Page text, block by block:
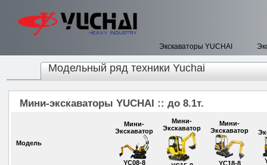
Экскаваторы YUCHAI
Модельный ряд техники Yuchai
Мини-экскаваторы YUCHAI :: до 8.1т.
Модель
Мини-
Экскаватор
YC08-8
Мини-
Экскаватор
Мини-
Экскаватор
YC18-8